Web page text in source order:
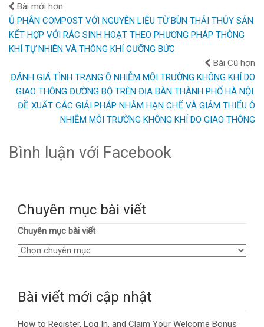
Bài mới hơn
Ủ PHÂN COMPOST VỚI NGUYÊN LIỆU TỪ BÙN THẢI THỦY SẢN
KẾT HỢP VỚI RÁC SINH HOẠT THEO PHƯƠNG PHÁP THÔNG
KHÍ TỰ NHIÊN VÀ THÔNG KHÍ CƯỠNG BỨC
Bài Cũ hơn
ĐÁNH GIÁ TÌNH TRẠNG Ô NHIỄM MÔI TRƯỜNG KHÔNG KHÍ DO
GIAO THÔNG ĐƯỜNG BỘ TRÊN ĐỊA BÀN THÀNH PHỐ HÀ NỘI.
ĐỀ XUẤT CÁC GIẢI PHÁP NHẰM HẠN CHẾ VÀ GIẢM THIỂU Ô
NHIỄM MÔI TRƯỜNG KHÔNG KHÍ DO GIAO THÔNG
Bình luận với Facebook
Chuyên mục bài viết
Chuyên mục bài viết
Bài viết mới cập nhật
How to Register, Log In, and Claim Your Welcome Bonus